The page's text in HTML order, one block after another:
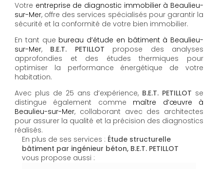
Votre entreprise de diagnostic immobilier à Beaulieu-
sur-Mer, offre des services spécialisés pour garantir la
sécurité et la conformité de votre bien immobilier.
En tant que bureau d’étude en bâtiment à Beaulieu-
sur-Mer, B.E.T. PETILLOT propose des analyses
approfondies et des études thermiques pour
optimiser la performance énergétique de votre
habitation.
Avec plus de 25 ans d’expérience, B.E.T. PETILLOT se
distingue également comme maître d’œuvre à
Beaulieu-sur-Mer, collaborant avec des architectes
pour assurer la qualité et la précision des diagnostics
réalisés.
En plus de ses services : Étude structurelle
bâtiment par ingénieur béton, B.E.T. PETILLOT
vous propose aussi :